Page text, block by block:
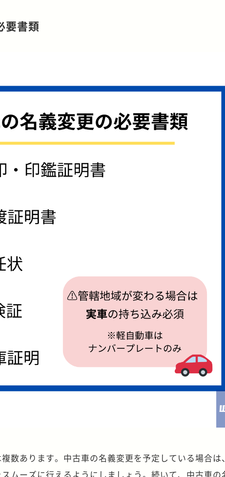
要書類
数あります。中古車の名義変更を予定している場合は
ムーズに行えるようにしましょう。続いて、中古車の